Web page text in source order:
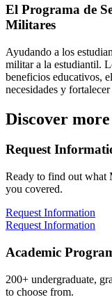
El Programa de
Militares
Ayudando a los
militar a la estudiantil.
beneficios educativos,
necesidades y
Discover
Request
Ready to find out what
you covered.
Request Information
Request Information
Academic
200+ undergraduate,
to choose from.